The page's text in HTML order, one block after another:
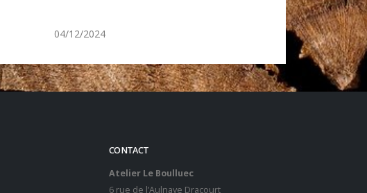
04/12/2024
CONTACT
Atelier Le Boulluec
6 rue de l’Aulnaye Dracourt